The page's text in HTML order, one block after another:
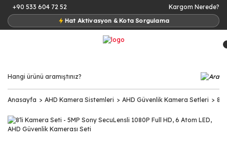
+90 533 604 72 52
Hat Aktivasyon & Kota Sorgulama
Kargom Nerede?
Anasayfa AHD Kamera Sistemleri AHD Güvenlik Kamera Setleri 8